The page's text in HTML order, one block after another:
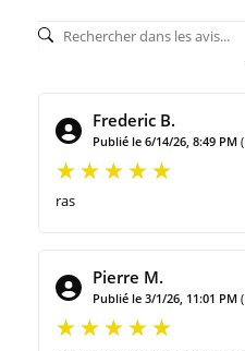
Frederic B.
Publié le 6/14/26, 8:49 PM
ras
Pierre M.
Publié le 3/1/26, 11:01 PM